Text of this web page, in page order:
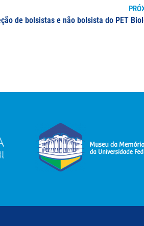
de bolsistas e não bolsista do PET